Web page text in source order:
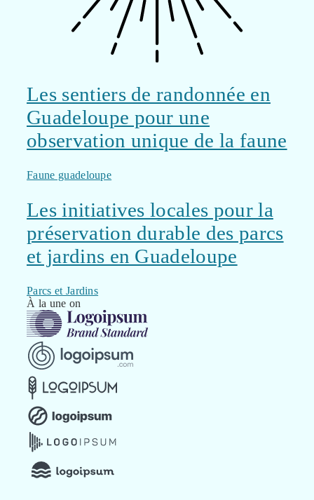
Les sentiers de randonnée en
Guadeloupe pour une
observation unique de la faune
Faune guadeloupe
Les initiatives locales pour la
préservation durable des parcs
et jardins en Guadeloupe
Parcs et Jardins
À la une on